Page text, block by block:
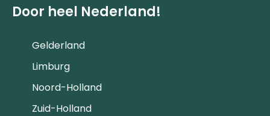
Door heel Nederland!
Gelderland
Limburg
Noord-Holland
Zuid-Holland